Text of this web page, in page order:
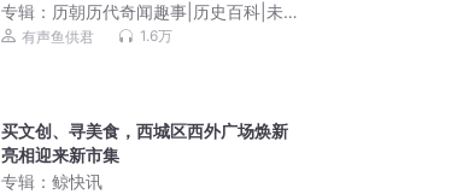
专辑： 历朝历代奇闻趣事|历史百科|未解
之谜有声鱼供君 1.6万
买文创、寻美食，西城区西外广场焕新
亮相迎来新市集
专辑：鲸快讯